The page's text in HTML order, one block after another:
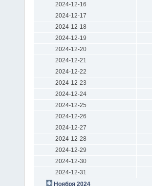
2024-12-16
2024-12-17
2024-12-18
2024-12-19
2024-12-20
2024-12-21
2024-12-22
2024-12-23
2024-12-24
2024-12-25
2024-12-26
2024-12-27
2024-12-28
2024-12-29
2024-12-30
2024-12-31
Ноября 2024